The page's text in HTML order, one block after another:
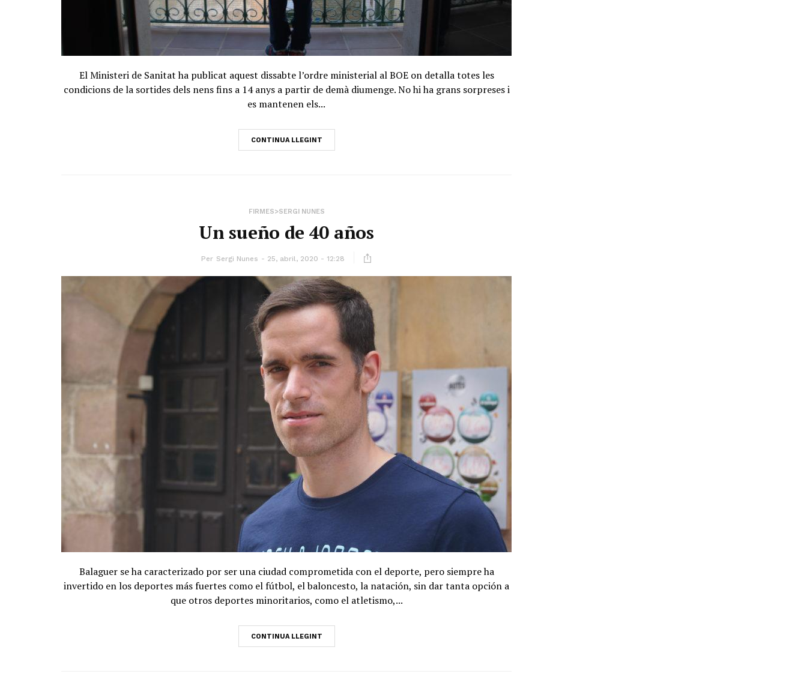
El Ministeri de Sanitat ha publicat aquest dissabte l’ordre ministerial al BOE on detalla totes les
condicions de la sortides dels nens fins a 14 anys a partir de demà diumenge. No hi ha grans sorpreses i
es mantenen els...
CONTINUA LLEGINT
FIRMES>SERGI NUNES
Un sueño de 40 años
Per Sergi Nunes 25, abril, 2020 - 12:28
Balaguer se ha caracterizado por ser una ciudad comprometida con el deporte, pero siempre ha
invertido en los deportes más fuertes como el fútbol, el baloncesto, la natación, sin dar tanta opción a
que otros deportes minoritarios, como el atletismo,...
CONTINUA LLEGINT